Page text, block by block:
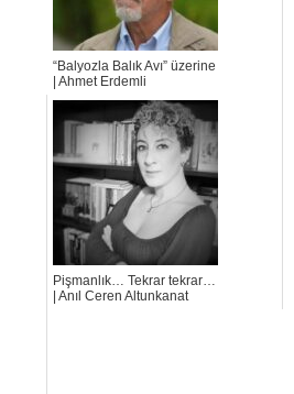
“Balyozla Balık Avı” üzerine
| Ahmet Erdemli
Pişmanlık… Tekrar tekrar…
| Anıl Ceren Altunkanat